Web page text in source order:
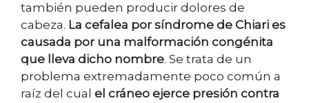
también pueden producir dolores de
cabeza. La cefalea por síndrome de Chiari es
causada por una malformación congénita
que lleva dicho nombre. Se trata de un
problema extremadamente poco común a
raíz del cual el cráneo ejerce presión contra